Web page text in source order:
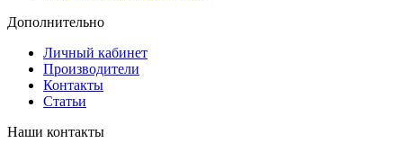
Дополнительно
Личный кабинет
Производители
Контакты
Статьи
Наши контакты